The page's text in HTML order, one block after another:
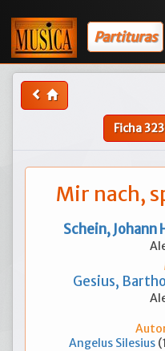
Partituras
Ficha
Mir nach,
Schein, Johann
Gesius,
Angelus Silesius